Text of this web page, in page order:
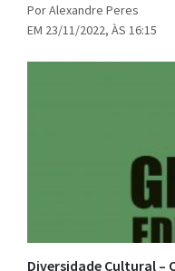
Por Alexandre Peres
EM 23/11/2022, ÀS 16:15
Diversidade Cultural –